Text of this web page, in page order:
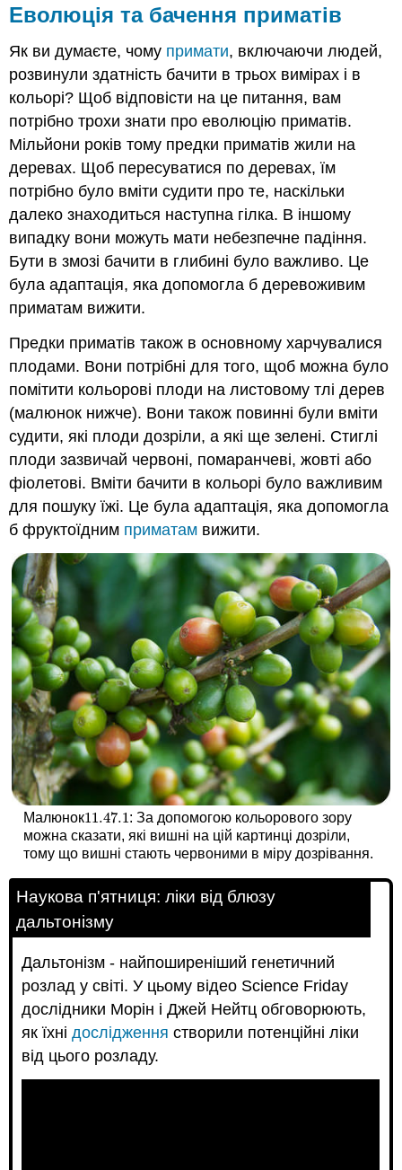
Еволюція та бачення приматів
Як ви думаєте, чому примати, включаючи людей,
розвинули здатність бачити в трьох вимірах і в
кольорі? Щоб відповісти на це питання, вам
потрібно трохи знати про еволюцію приматів.
Мільйони років тому предки приматів жили на
деревах. Щоб пересуватися по деревах, їм
потрібно було вміти судити про те, наскільки
далеко знаходиться наступна гілка. В іншому
випадку вони можуть мати небезпечне падіння.
Бути в змозі бачити в глибині було важливо. Це
була адаптація, яка допомогла б деревоживим
приматам вижити.
Предки приматів також в основному харчувалися
плодами. Вони потрібні для того, щоб можна було
помітити кольорові плоди на листовому тлі дерев
(малюнок нижче). Вони також повинні були вміти
судити, які плоди дозріли, а які ще зелені. Стиглі
плоди зазвичай червоні, помаранчеві, жовті або
фіолетові. Вміти бачити в кольорі було важливим
для пошуку їжі. Це була адаптація, яка допомогла
б фруктоїдним приматам вижити.
Малюнок11.47.1
11.47.1: За допомогою кольорового зору
можна сказати, які вишні на цій картинці дозріли,
тому що вишні стають червоними в міру дозрівання.
Наукова п'ятниця: ліки від блюзу
дальтонізму
Дальтонізм - найпоширеніший генетичний
розлад у світі. У цьому відео Science Friday
дослідники Морін і Джей Нейтц обговорюють,
як їхнідослідження створили потенційні ліки
від цього розладу.